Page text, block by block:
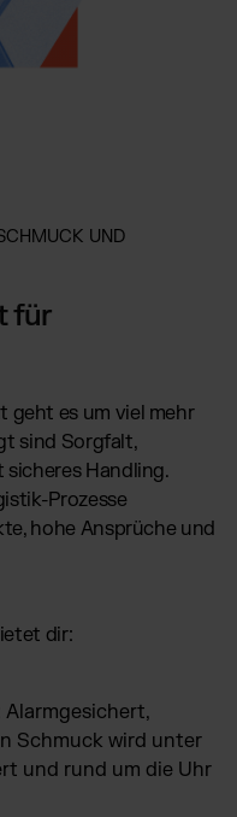
Commerce)
UND
für
geht es um viel mehr
sind Sorgfalt,
Handling.
Prozesse
hohe Ansprüche und
dir:
Alarmgesichert,
Schmuck wird unter
und rund um die Uhr